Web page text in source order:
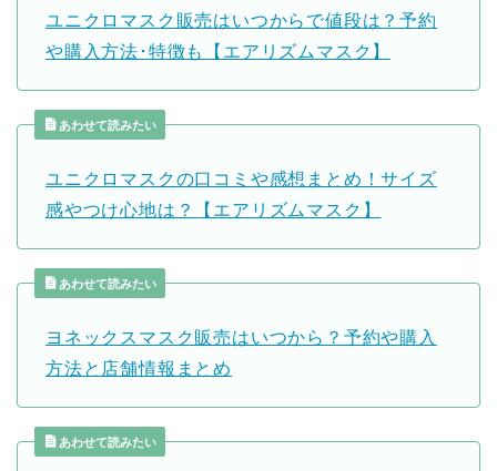
ユニクロマスク販売はいつからで値段は？予約
や購入方法･特徴も【エアリズムマスク】
あわせて読みたい
ユニクロマスクの口コミや感想まとめ！サイズ
感やつけ心地は？【エアリズムマスク】
あわせて読みたい
ヨネックスマスク販売はいつから？予約や購入
方法と店舗情報まとめ
あわせて読みたい